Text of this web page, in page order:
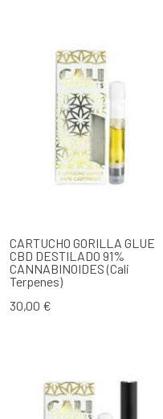
CARTUCHO GORILLA GLUE
CBD DESTILADO 91%
CANNABINOIDES (Cali
Terpenes)
30,00 €